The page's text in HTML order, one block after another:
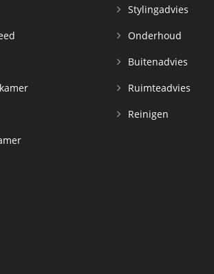
Stylingadvies
Onderhoud
Buitenadvies
Ruimteadvies
Reinigen